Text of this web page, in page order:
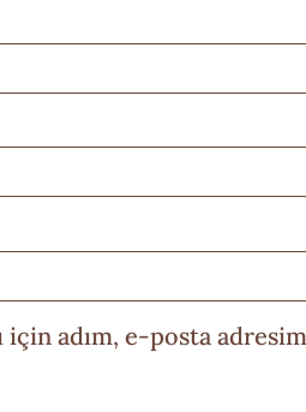
adım, e-posta